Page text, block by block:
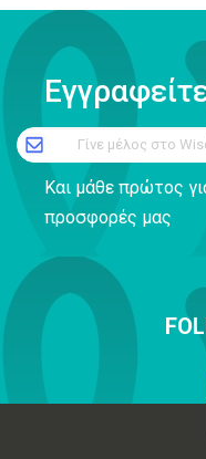
Γίνε μέλος στο
Και μάθε πρώτος
προσφορές μας